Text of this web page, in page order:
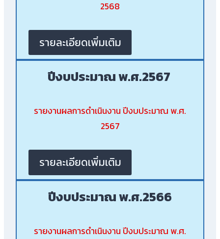
2568
รายละเอียดเพิ่มเติม
ปีงบประมาณ พ.ศ.2567
รายงานผลการดำเนินงาน ปีงบประมาณ พ.ศ.
2567
รายละเอียดเพิ่มเติม
ปีงบประมาณ พ.ศ.2566
รายงานผลการดำเนินงาน ปีงบประมาณ พ.ศ.